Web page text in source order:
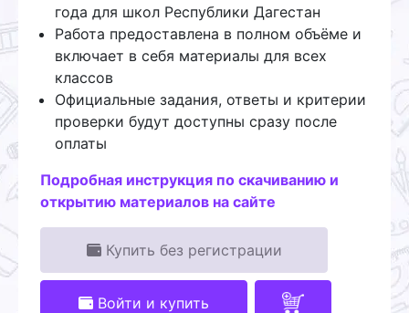
года для школ Республики Дагестан
Работа предоставлена в полном объёме и
включает в себя материалы для всех
классов
Официальные задания, ответы и критерии
проверки будут доступны сразу после
оплаты
Подробная инструкция по скачиванию и
открытию материалов на сайте
Купить без регистрации
Войти и купить